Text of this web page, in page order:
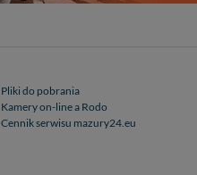
Pliki do pobrania
Kamery on-line a Rodo
Cennik serwisu mazury24.eu